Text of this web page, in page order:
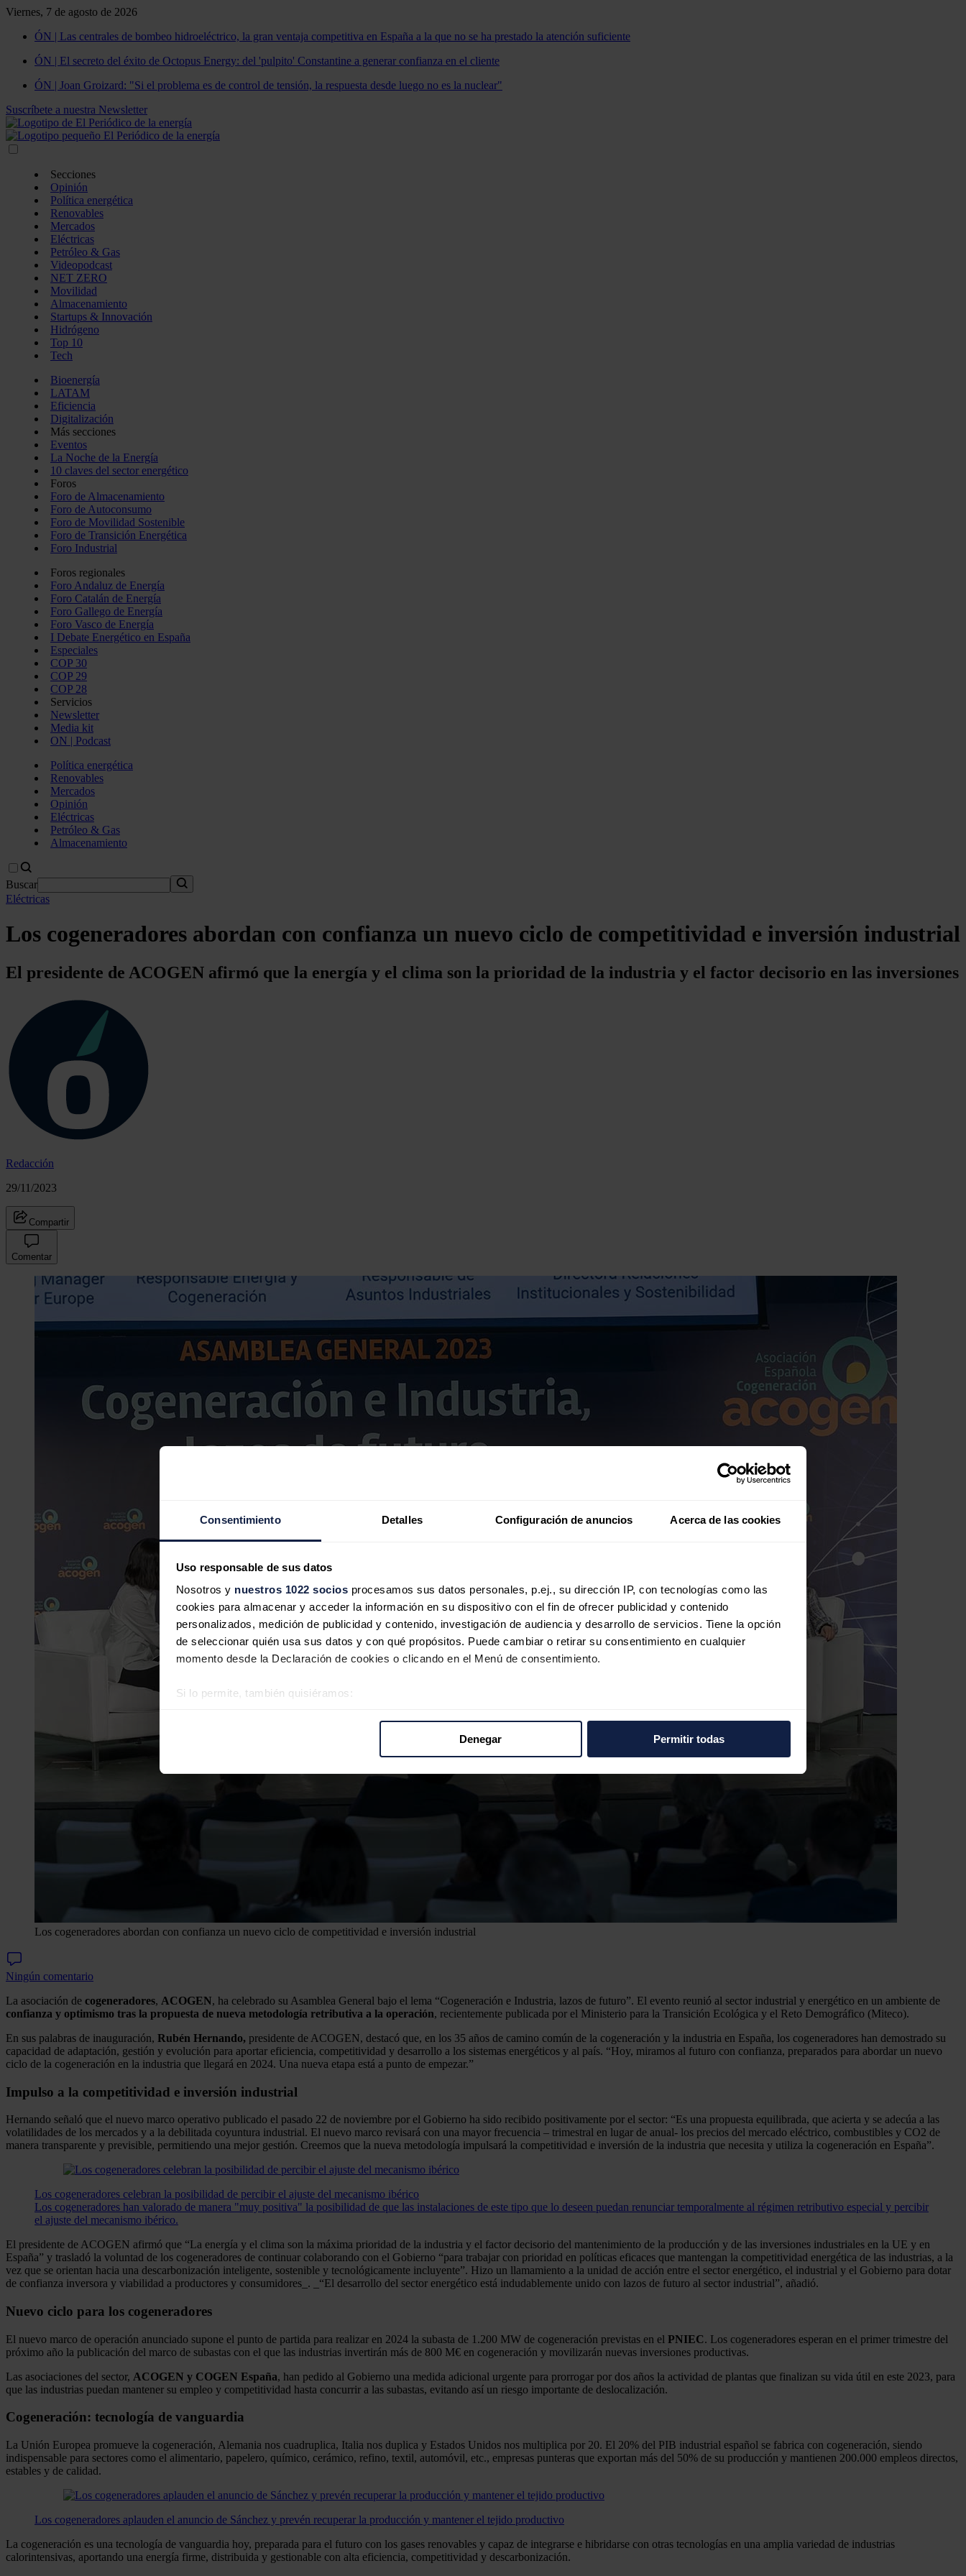
Consentimiento Detalles Configuración de anuncios Acerca de las cookies
Uso responsable de sus datos
Nosotros y nuestros 1022 socios procesamos sus datos personales, p.ej., su dirección IP, con tecnologías como las
cookies para almacenar y acceder la información en su dispositivo con el fin de ofrecer publicidad y contenido
personalizados, medición de publicidad y contenido, investigación de audiencia y desarrollo de servicios. Tiene la opción
de seleccionar quién usa sus datos y con qué propósitos. Puede cambiar o retirar su consentimiento en cualquier
momento desde la Declaración de cookies o clicando en el Menú de consentimiento.
Si lo permite, también quisiéramos:
y analizar el tráfico. Además, compartimos información sobre el uso que haga del sitio web con nuestros partners de
que hayan recopilado a partir del uso que haya hecho de sus servicios.
Denegar Permitir todas
Viernes, 7 de agosto de 2026
ÓN | Las centrales de bombeo hidroeléctrico, la gran ventaja competitiva en España a la que no se ha prestado la atención suficiente
ÓN | El secreto del éxito de Octopus Energy: del 'pulpito' Constantine a generar confianza en el cliente
ÓN | Joan Groizard: "Si el problema es de control de tensión, la respuesta desde luego no es la nuclear"
Suscríbete a nuestra Newsletter
Secciones
Opinión
Política energética
Renovables
Mercados
Eléctricas
Petróleo & Gas
Videopodcast
NET ZERO
Movilidad
Almacenamiento
Startups & Innovación
Hidrógeno
Top 10
Tech
Bioenergía
LATAM
Eficiencia
Digitalización
Más secciones
Eventos
La Noche de la Energía
10 claves del sector energético
Foros
Foro de Almacenamiento
Foro de Autoconsumo
Foro de Movilidad Sostenible
Foro de Transición Energética
Foro Industrial
Foros regionales
Foro Andaluz de Energía
Foro Catalán de Energía
Foro Gallego de Energía
Foro Vasco de Energía
I Debate Energético en España
Especiales
COP 30
COP 29
COP 28
Servicios
Newsletter
Media kit
ON | Podcast
Política energética
Renovables
Mercados
Opinión
Eléctricas
Petróleo & Gas
Almacenamiento
Buscar
Eléctricas
Los cogeneradores abordan con confianza un nuevo ciclo de competitividad e inversión industrial
El presidente de ACOGEN afirmó que la energía y el clima son la prioridad de la industria y el factor decisorio en las inversiones
Redacción
29/11/2023
Compartir
Comentar
Los cogeneradores abordan con confianza un nuevo ciclo de competitividad e inversión industrial
Ningún comentario
La asociación de cogeneradores, ACOGEN, ha celebrado su Asamblea General bajo el lema “Cogeneración e Industria, lazos de futuro”. El evento reunió al sector industrial y energético en un ambiente de
confianza y optimismo tras la propuesta de nueva metodología retributiva a la operación, recientemente publicada por el Ministerio para la Transición Ecológica y el Reto Demográfico (Miteco).
En sus palabras de inauguración, Rubén Hernando, presidente de ACOGEN, destacó que, en los 35 años de camino común de la cogeneración y la industria en España, los cogeneradores han demostrado su
capacidad de adaptación, gestión y evolución para aportar eficiencia, competitividad y desarrollo a los sistemas energéticos y al país. “Hoy, miramos al futuro con confianza, preparados para abordar un nuevo
ciclo de la cogeneración en la industria que llegará en 2024. Una nueva etapa está a punto de empezar.”
Impulso a la competitividad e inversión industrial
Hernando señaló que el nuevo marco operativo publicado el pasado 22 de noviembre por el Gobierno ha sido recibido positivamente por el sector: “Es una propuesta equilibrada, que acierta y se adecúa a las
volatilidades de los mercados y a la debilitada coyuntura industrial. El nuevo marco revisará con una mayor frecuencia – trimestral en lugar de anual- los precios del mercado eléctrico, combustibles y CO2 de
manera transparente y previsible, permitiendo una mejor gestión. Creemos que la nueva metodología impulsará la competitividad e inversión de la industria que necesita y utiliza la cogeneración en España”.
Los cogeneradores celebran la posibilidad de percibir el ajuste del mecanismo ibérico
Los cogeneradores han valorado de manera "muy positiva" la posibilidad de que las instalaciones de este tipo que lo deseen puedan renunciar temporalmente al régimen retributivo especial y percibir
el ajuste del mecanismo ibérico.
El presidente de ACOGEN afirmó que “La energía y el clima son la máxima prioridad de la industria y el factor decisorio del mantenimiento de la producción y de las inversiones industriales en la UE y en
España” y trasladó la voluntad de los cogeneradores de continuar colaborando con el Gobierno “para trabajar con prioridad en políticas eficaces que mantengan la competitividad energética de las industrias, a la
vez que se orientan hacia una descarbonización inteligente, sostenible y tecnológicamente incluyente”. Hizo un llamamiento a la unidad de acción entre el sector energético, el industrial y el Gobierno para dotar
de confianza inversora y viabilidad a productores y consumidores_. _“El desarrollo del sector energético está indudablemente unido con lazos de futuro al sector industrial”, añadió.
Nuevo ciclo para los cogeneradores
El nuevo marco de operación anunciado supone el punto de partida para realizar en 2024 la subasta de 1.200 MW de cogeneración previstas en el PNIEC. Los cogeneradores esperan en el primer trimestre del
próximo año la publicación del marco de subastas con el que las industrias invertirán más de 800 M€ en cogeneración y movilizarán nuevas inversiones productivas.
Las asociaciones del sector, ACOGEN y COGEN España, han pedido al Gobierno una medida adicional urgente para prorrogar por dos años la actividad de plantas que finalizan su vida útil en este 2023, para
que las industrias puedan mantener su empleo y competitividad hasta concurrir a las subastas, evitando así un riesgo importante de deslocalización.
Cogeneración: tecnología de vanguardia
La Unión Europea promueve la cogeneración, Alemania nos cuadruplica, Italia nos duplica y Estados Unidos nos multiplica por 20. El 20% del PIB industrial español se fabrica con cogeneración, siendo
indispensable para sectores como el alimentario, papelero, químico, cerámico, refino, textil, automóvil, etc., empresas punteras que exportan más del 50% de su producción y mantienen 200.000 empleos directos,
estables y de calidad.
Los cogeneradores aplauden el anuncio de Sánchez y prevén recuperar la producción y mantener el tejido productivo
La cogeneración es una tecnología de vanguardia hoy, preparada para el futuro con los gases renovables y capaz de integrarse e hibridarse con otras tecnologías en una amplia variedad de industrias
calorintensivas, aportando una energía firme, distribuida y gestionable con alta eficiencia, competitividad y descarbonización.